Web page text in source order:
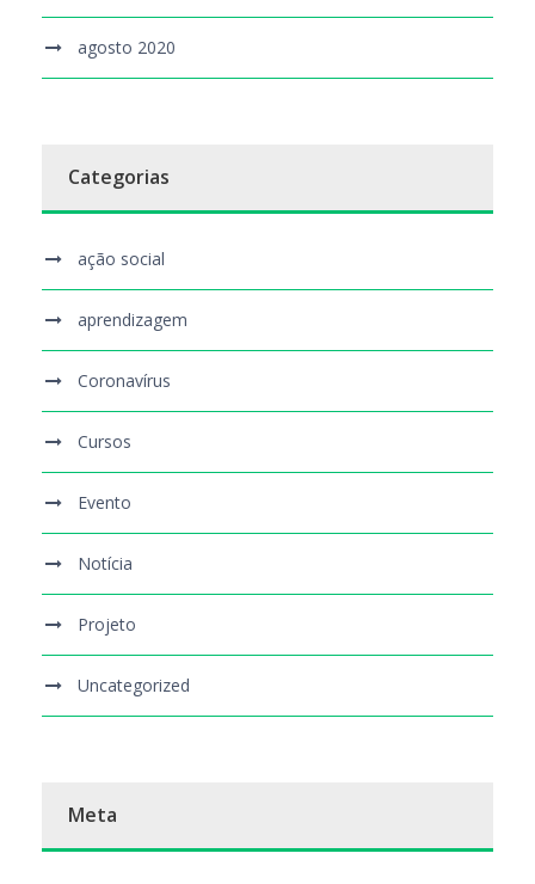
agosto 2020
Categorias
ação social
aprendizagem
Coronavírus
Cursos
Evento
Notícia
Projeto
Uncategorized
Meta